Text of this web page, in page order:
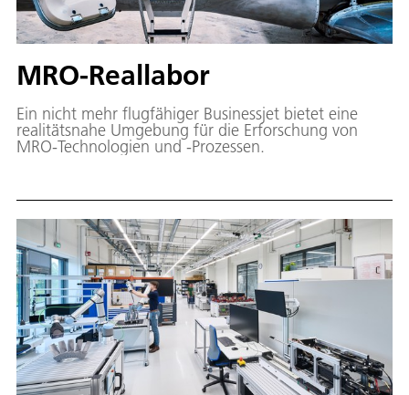
MRO-Reallabor
Ein nicht mehr flugfähiger Businessjet bietet eine
realitätsnahe Umgebung für die Erforschung von
MRO-Technologien und -Prozessen.